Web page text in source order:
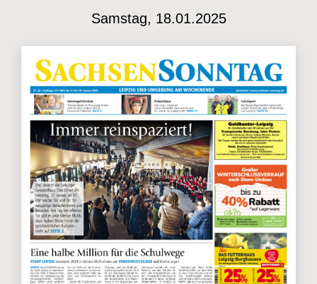
Samstag, 18.01.2025